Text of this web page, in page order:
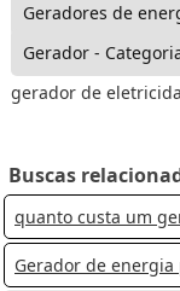
Geradores de
Gerador -
gerador de
Buscas
quanto custa um
Gerador de